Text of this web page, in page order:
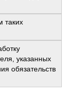
таких
указанных
обязательств